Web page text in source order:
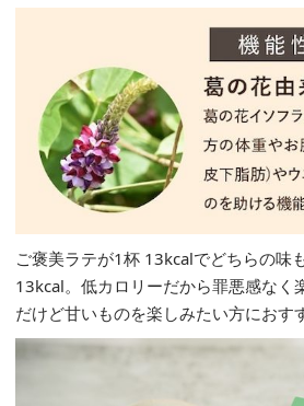
ご褒美ラテが1杯 13kcalでどちらの味
13kcal。低カロリーだから罪悪感なく
だけど甘いものを楽しみたい方におす